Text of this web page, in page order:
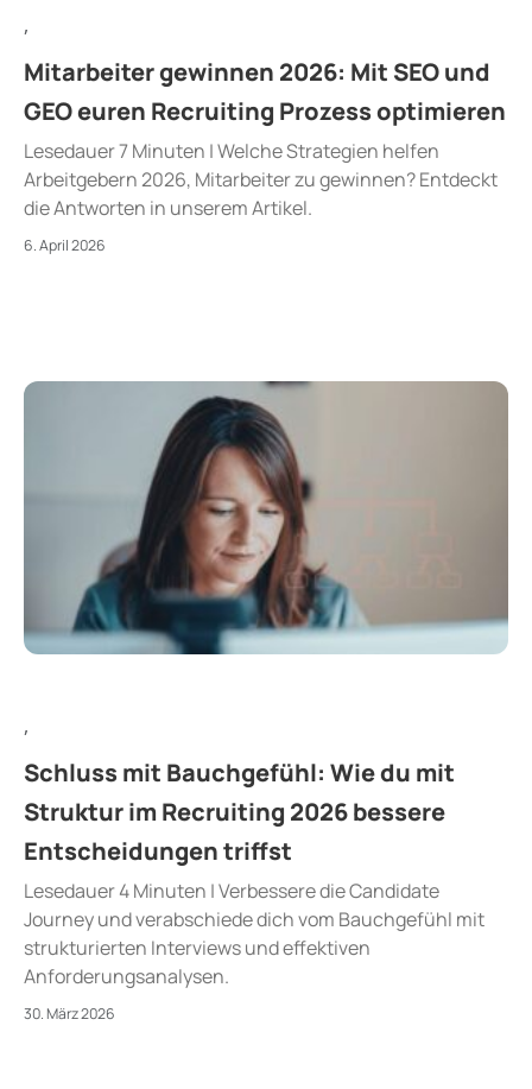
,
Mitarbeiter gewinnen 2026: Mit SEO und
GEO euren Recruiting Prozess optimieren
Lesedauer 7 Minuten | Welche Strategien helfen
Arbeitgebern 2026, Mitarbeiter zu gewinnen? Entdeckt
die Antworten in unserem Artikel.
6. April 2026
,
Schluss mit Bauchgefühl: Wie du mit
Struktur im Recruiting 2026 bessere
Entscheidungen triffst
Lesedauer 4 Minuten | Verbessere die Candidate
Journey und verabschiede dich vom Bauchgefühl mit
strukturierten Interviews und effektiven
Anforderungsanalysen.
30. März 2026